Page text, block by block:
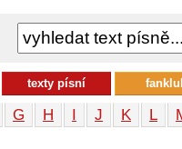
G H I J K L
texty písní